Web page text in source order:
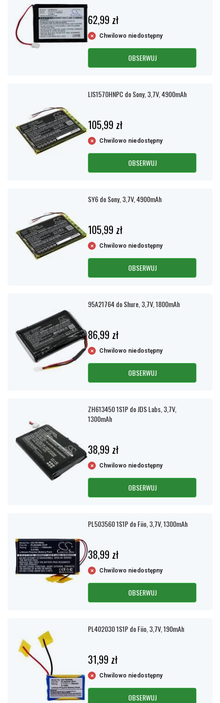
62,99 zł
Chwilowo niedostępny
OBSERWUJ
LIS1570HNPC do Sony, 3,7V, 4900mAh
105,99 zł
Chwilowo niedostępny
OBSERWUJ
SY6 do Sony, 3,7V, 4900mAh
105,99 zł
Chwilowo niedostępny
OBSERWUJ
95A21764 do Shure, 3,7V, 1800mAh
86,99 zł
Chwilowo niedostępny
OBSERWUJ
ZH613450 1S1P do JDS Labs, 3,7V,
1300mAh
38,99 zł
Chwilowo niedostępny
OBSERWUJ
PL503560 1S1P do Fiio, 3,7V, 1300mAh
38,99 zł
Chwilowo niedostępny
OBSERWUJ
PL402030 1S1P do Fiio, 3,7V, 190mAh
31,99 zł
Chwilowo niedostępny
OBSERWUJ